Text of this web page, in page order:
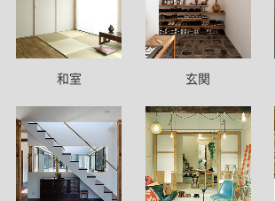
和室 玄関